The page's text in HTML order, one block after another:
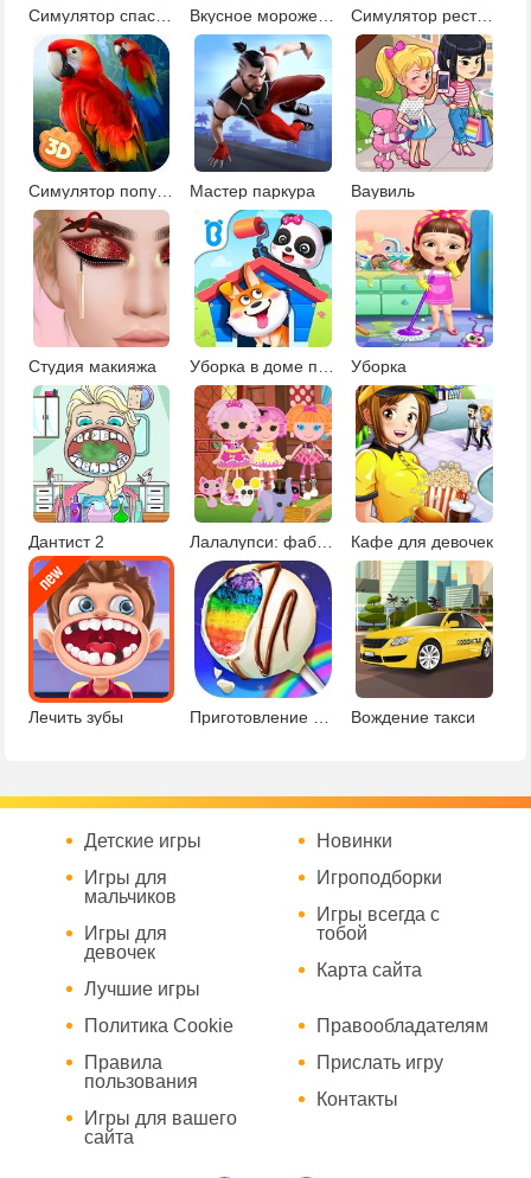
Симулятор спасательной лодки Вкусное мороженое Чуррос Симулятор ресторана
Симулятор попугая Мастер паркура Ваувиль
Студия макияжа Уборка
Дантист 2 Лалалупси: фабрика кукол Кафе для девочек
Лечить зубы Вождение такси
Детские игры
Игры для
мальчиков
Игры для
девочек
Лучшие игры
Новинки
Игроподборки
Игры всегда с
тобой
Карта сайта
Политика Cookie
Правила
пользования
Игры для вашего
сайта
Правообладателям
Прислать игру
Контакты